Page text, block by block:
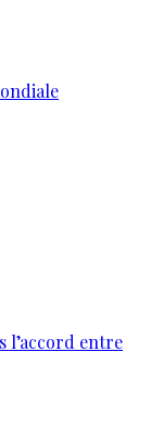
l’accord entre